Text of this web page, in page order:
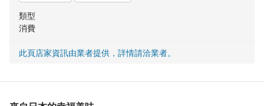
類型
消費
此頁店家資訊由業者提供，詳情請洽業者。